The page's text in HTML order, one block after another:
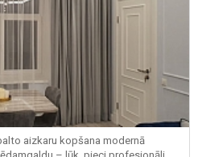
aizkaru kopšana modernā